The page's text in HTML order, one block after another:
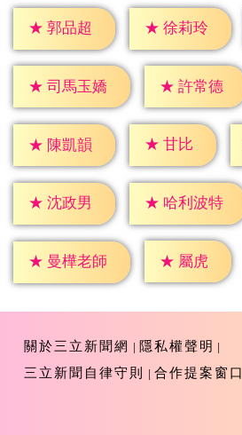
★ 郭品超 ★ 徐莉玲
★ 司馬玉嬌 ★ 許常德
★ 陳凱韻 ★ 甘比
★ 沈政男 ★ 哈利波特
★ 曼樺老師 ★ 屬虎
關於三立新聞網
隱私權聲明
三立新聞自律守則
合作提案窗口